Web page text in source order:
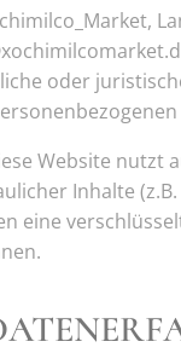
oder
Website nutzt
Inhalte
eine